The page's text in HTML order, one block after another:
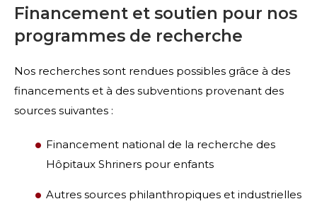
Financement et soutien pour nos
programmes de recherche
Nos recherches sont rendues possibles grâce à des
financements et à des subventions provenant des
sources suivantes :
Financement national de la recherche des
Hôpitaux Shriners pour enfants
Autres sources philanthropiques et industrielles